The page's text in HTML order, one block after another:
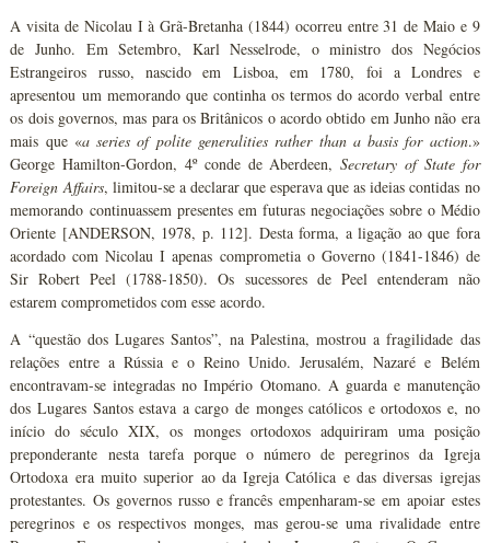
A visita de Nicolau I à Grã-Bretanha (1844) ocorreu entre 31 de Maio e 9
de Junho. Em Setembro, Karl Nesselrode, o ministro dos Negócios
Estrangeiros russo, nascido em Lisboa, em 1780, foi a Londres e
apresentou um memorando que continha os termos do acordo verbal entre
os dois governos, mas para os Britânicos o acordo obtido em Junho não era
mais que «a series of polite generalities rather than a basis for action.»
George Hamilton-Gordon, 4º conde de Aberdeen,Secretary of State for
Foreign Affairs, limitou-se a declarar que esperava que as ideias contidas no
memorando continuassem presentes em futuras negociações sobre o Médio
Oriente [ANDERSON, 1978, p. 112]. Desta forma, a ligação ao que fora
acordado com Nicolau I apenas comprometia o Governo (1841-1846) de
Sir Robert Peel (1788-1850). Os sucessores de Peel entenderam não
estarem comprometidos com esse acordo.
A “questão dos Lugares Santos”, na Palestina, mostrou a fragilidade das
relações entre a Rússia e o Reino Unido. Jerusalém, Nazaré e Belém
encontravam-se integradas no Império Otomano. A guarda e manutenção
dos Lugares Santos estava a cargo de monges católicos e ortodoxos e, no
início do século XIX, os monges ortodoxos adquiriram uma posição
preponderante nesta tarefa porque o número de peregrinos da Igreja
Ortodoxa era muito superior ao da Igreja Católica e das diversas igrejas
protestantes. Os governos russo e francês empenharam-se em apoiar estes
peregrinos e os respectivos monges, mas gerou-se uma rivalidade entre